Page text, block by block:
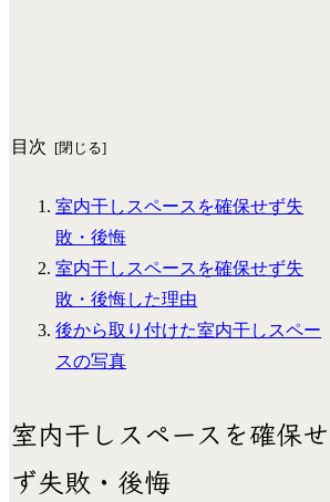
目次
室内干しスペースを確保せず失
敗・後悔
室内干しスペースを確保せず失
敗・後悔した理由
後から取り付けた室内干しスペー
スの写真
室内干しスペースを確保せ
ず失敗・後悔